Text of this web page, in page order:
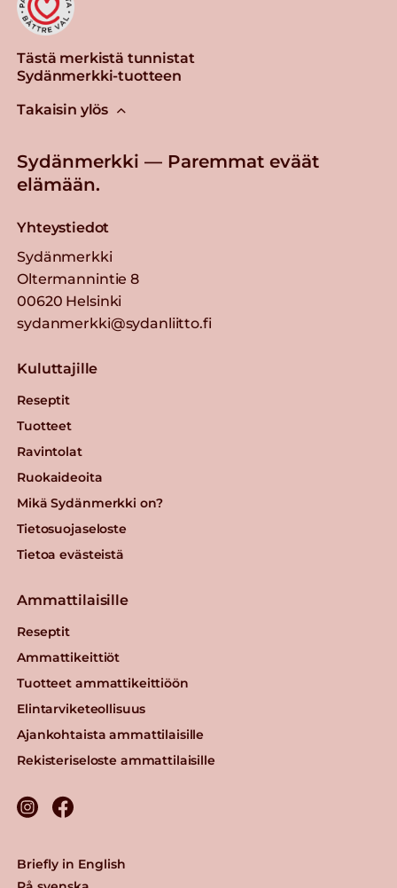
Tästä merkistä tunnistat
Sydänmerkki-tuotteen
Takaisin ylös
Sydänmerkki — Paremmat eväät
elämään.
Yhteystiedot
Sydänmerkki
Oltermannintie 8
00620 Helsinki
sydanmerkki@sydanliitto.fi
Kuluttajille
Reseptit
Tuotteet
Ravintolat
Ruokaideoita
Mikä Sydänmerkki on?
Tietosuojaseloste
Tietoa evästeistä
Ammattilaisille
Reseptit
Ammattikeittiöt
Tuotteet ammattikeittiöön
Elintarviketeollisuus
Ajankohtaista ammattilaisille
Rekisteriseloste ammattilaisille
Briefly in English